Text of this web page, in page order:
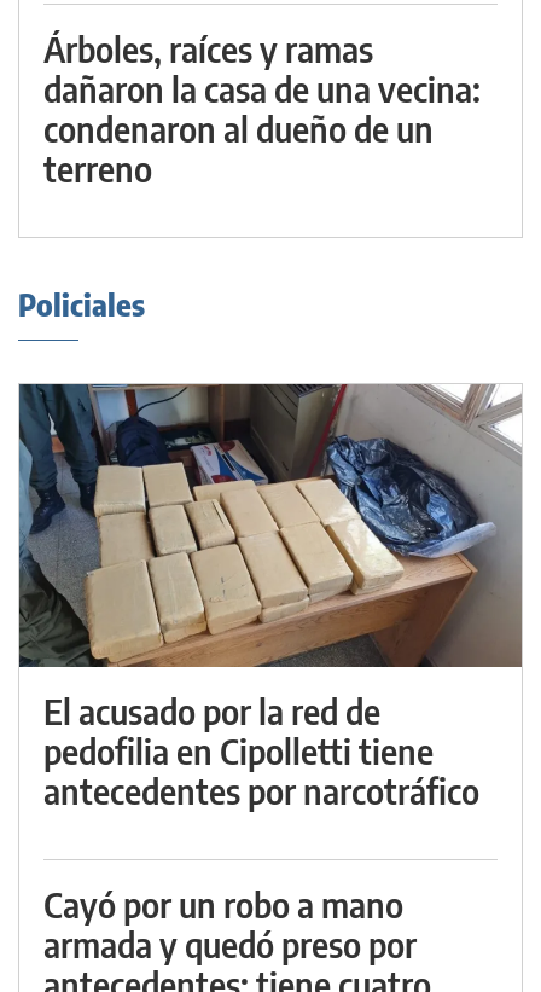
Árboles, raíces y ramas
dañaron la casa de una vecina:
condenaron al dueño de un
terreno
Policiales
El acusado por la red de
pedofilia en Cipolletti tiene
antecedentes por narcotráfico
Cayó por un robo a mano
armada y quedó preso por